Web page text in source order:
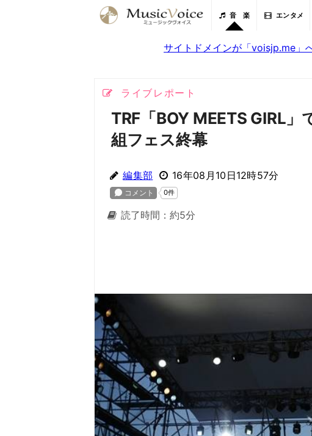
音 楽 エンタメ
サイトドメインが「voisjp.me」
ライブレポート
TRF「BOY MEETS GIRL
組フェス終幕
編集部 16年08月10日12時57分
読了時間：約5分